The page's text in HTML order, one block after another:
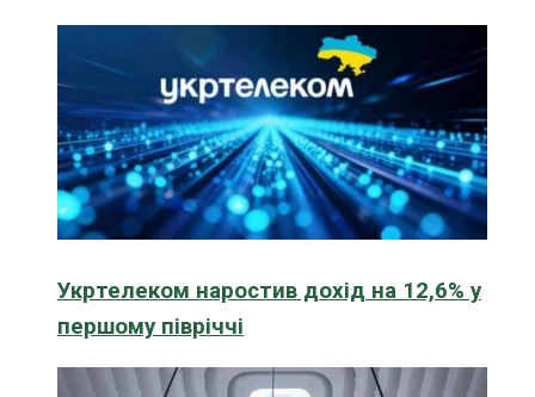
Укртелеком наростив дохід на 12,6% у
першому півріччі